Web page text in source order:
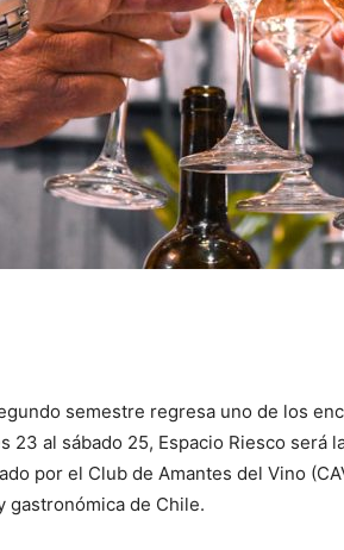
semestre regresa uno de los
23 al sábado 25, Espacio Riesco será
por el Club de Amantes del Vino
gastronómica de Chile.